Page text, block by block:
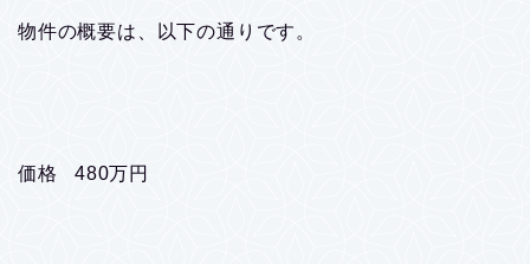
物件の概要は、以下の通りです。
価格 480万円